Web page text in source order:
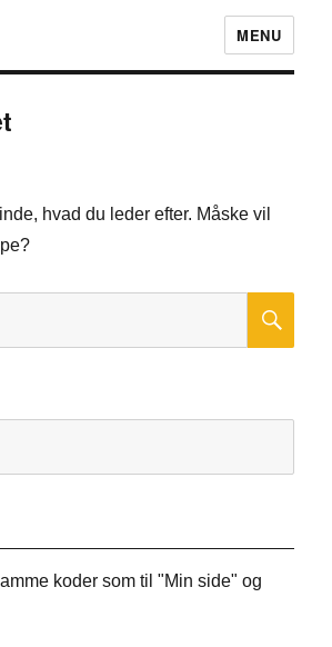
MENU
hvad du leder efter. Måske vil
koder som til "Min side" og